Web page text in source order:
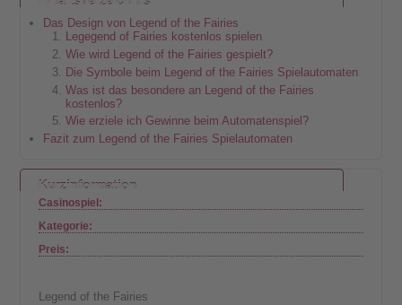
Das Design von Legend of the Fairies
Legegend of Fairies kostenlos spielen
Wie wird Legend of the Fairies gespielt?
Die Symbole beim Legend of the Fairies Spielautomaten
Was ist das besondere an Legend of the Fairies
kostenlos?
Wie erziele ich Gewinne beim Automatenspiel?
Fazit zum Legend of the Fairies Spielautomaten
Kurzinformation
Casinospiel:
Kategorie:
Preis:
Legend of the Fairies